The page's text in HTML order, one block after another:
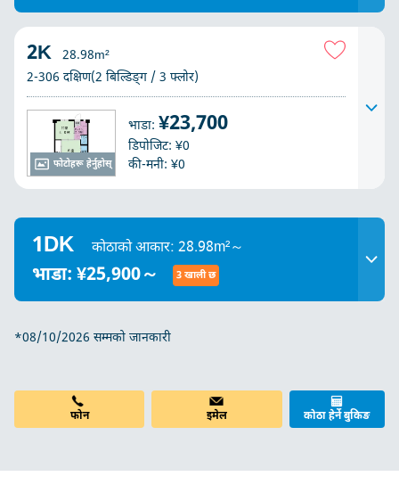
फोटोहरू हेर्नुहोस्
2K
28.98m²
2-306 दक्षिण(2 बिल्डिङ्ग / 3 फ्लोर)
भाडा: ¥23,700
डिपोजिट: ¥0
की-मनी: ¥0
1DK कोठाको आकार: 28.98m²～
भाडा: ¥25,900～ 3 खाली छ
*08/10/2026 सम्मको जानकारी
फोन इमेल कोठा हेर्ने बुकिङ